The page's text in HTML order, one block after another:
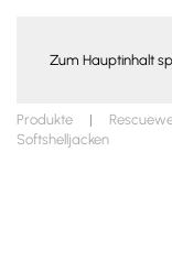
Zum Hauptinhalt
Produkte
Softshelljacken